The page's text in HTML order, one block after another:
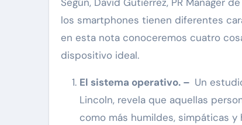
Según, David Gutiérrez, PR Manager
los smartphones tienen diferentes
en esta nota conoceremos cuatro
dispositivo ideal.
El sistema operativo. – Un
Lincoln, revela que aquellas
como más humildes, simpáticas y